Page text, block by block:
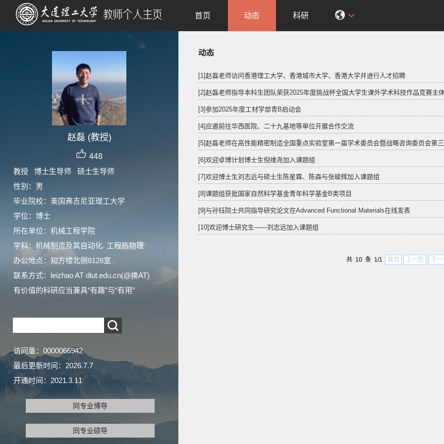
赵磊 (教授)
448
教授 博士生导师 硕士生导师
性别：男
毕业院校：美国弗吉尼亚理工大学
学位：博士
所在单位：机械工程学院
学科：机械制造及其自动化. 工程热物理
办公地点：知方楼北侧8128室
联系方式： leizhao AT dlut.edu.cn(@换AT)
有价值的科研应当兼具“有趣”与“有用”
访问量： 0000066942
最后更新时间： 2026.7.7
开通时间： 2021.3.11
同专业博导
同专业硕导
首页 动态 科研
动态
[1]赵磊老师访问香港理工大学、香港城市大学、香港大学并进行人才招聘
[2]赵磊老师指导本科生团队荣获2025年度挑战杯全国大学生课外学术科技作品竞赛主
[3]参加2025年度工材学部青B启动会
[4]应邀前往华西医院、二十九基地等单位开展合作交流
[5]赵磊老师在高性能精密制造全国重点实验室第一届学术委员会暨战略咨询委员会第
[6]欢迎卓博计划博士生倪维尧加入课题组
[7]欢迎博士生刘志远与硕士生陈星霖、陈森与张峻辉加入课题组
[8]课题组获批国家自然科学基金青年科学基金B类项目
[9]与孙钰院士共同指导研究论文在Advanced Functional Materials在线发表
[10]欢迎博士研究生——刘志远加入课题组
共 10 条 1/1 首页 上一页 下